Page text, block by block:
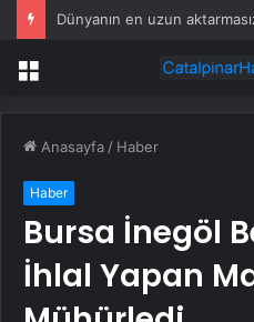
Menü
Anasayfa / Haber
Haber
Bursa İnegöl
İhlal Yapan